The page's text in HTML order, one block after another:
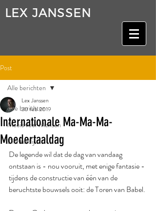
LEX JANSSEN
Post
Alle berichten
Moois voor Mensen
Dichterbij
Alle berichten
Internationale Ma-Ma-Ma-
Moedertaaldag
Lex Janssen
20 feb 2019
De legende wil dat de dag van vandaag
ontstaan is - nou vooruit, met enige fantasie -
tijdens de constructie van één van de
beruchtste bouwsels ooit: de Toren van Babel.